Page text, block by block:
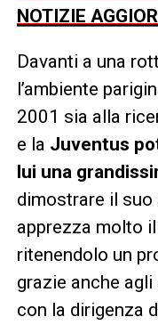
NOTIZIE
Davanti a una
l’ambiente
2001 sia alla
e la Juventus
lui una
dimostrare il suo
apprezza molto
ritenendolo un
grazie anche
con la dirigenza